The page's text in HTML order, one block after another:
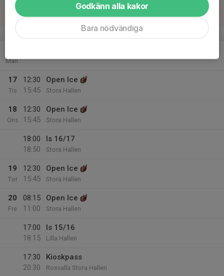
15
09:15
Open Ice
Stora Hallen
v.8
Mån
17
Tis
12:30
15:45
Open Ice
Stora Hallen
18
Ons
12:30
15:45
Open Ice
Stora Hallen
18:00
18:50
Is 16/17
Stora Hallen
19
Tor
12:30
15:45
Open Ice
Stora Hallen
20
Fre
08:15
11:00
Open Ice
Stora Hallen
17:00
18:15
Is 15/16
Lilla Hallen
17:30
20:30
Kioskpass
Rosvalla Stora Hallen
Godkänn alla kakor
Bara nödvändiga